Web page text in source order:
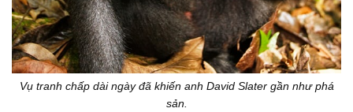
Vụ tranh chấp dài ngày đã khiến anh David Slater gần như phá
sản.